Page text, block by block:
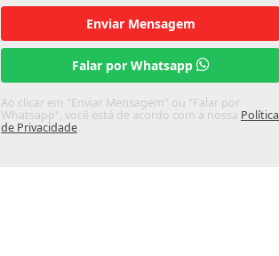
Enviar Mensagem
Falar por Whatsapp
Ao clicar em "Enviar Mensagem" ou "Falar por
Whatsapp", você está de acordo com a nossa Política
de Privacidade.